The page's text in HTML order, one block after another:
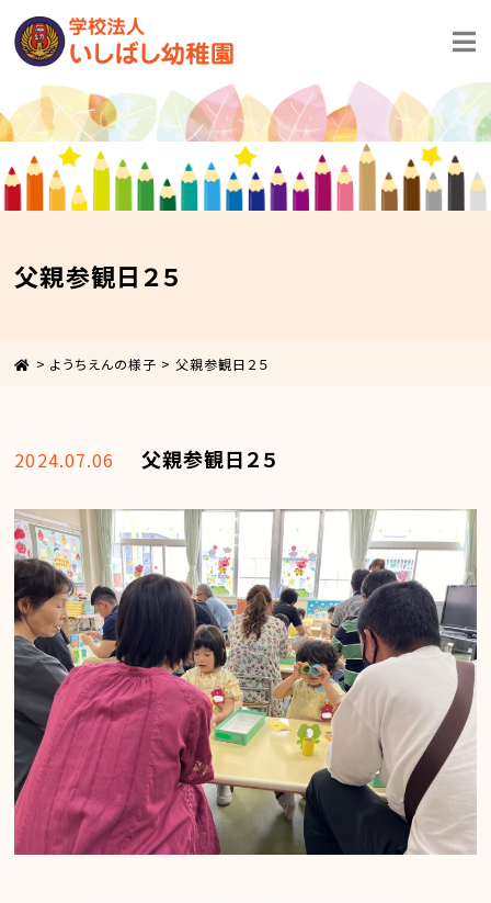
父親参観日２５
> ようちえんの様子 >父親参観日２５
2024.07.06 父親参観日２５